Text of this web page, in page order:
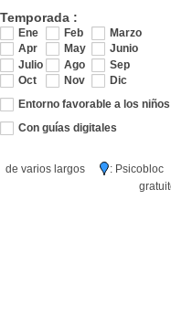
Temporada :
Ene Feb
Marzo
Apr
May
Junio
Julio
Ago
Sep
Oct
Nov
Dic
Entorno favorable a los niños
Con guías digitales
de varios largos
: Psicobloc